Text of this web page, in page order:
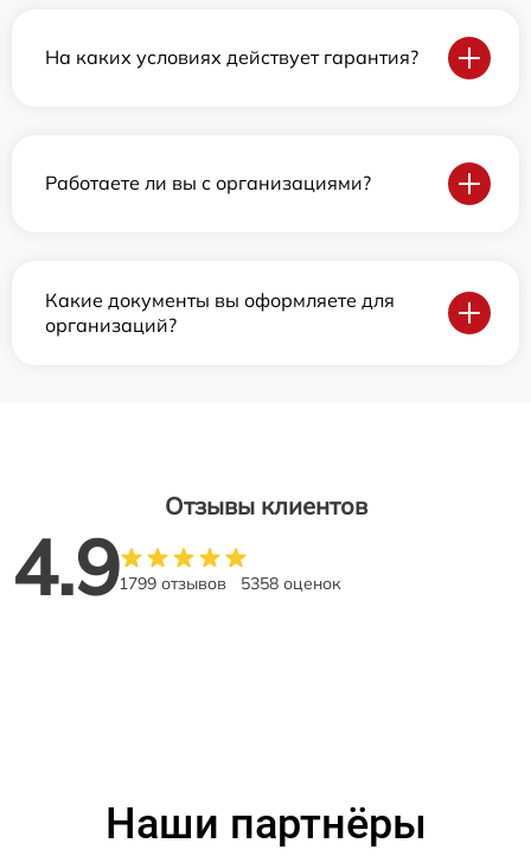
На каких условиях действует гарантия?
Работаете ли вы с организациями?
Какие документы вы оформляете для
организаций?
Отзывы клиентов
4.91799 отзывов 5358 оценок
Наши партнёры